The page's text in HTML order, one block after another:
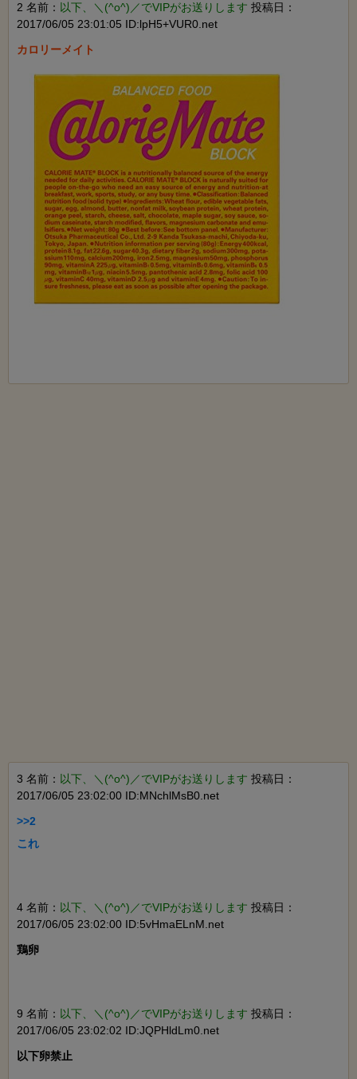
2 名前： 以下、＼(^o^)／でVIPがお送りします 投稿日：
2017/06/05 23:01:05 ID:lpH5+VUR0.net
3 名前： 以下、＼(^o^)／でVIPがお送りします 投稿日：
2017/06/05 23:02:00 ID:MNchlMsB0.net
>>2
これ
4 名前： 以下、＼(^o^)／でVIPがお送りします 投稿日：
2017/06/05 23:02:00 ID:5vHmaELnM.net
鶏卵
9 名前： 以下、＼(^o^)／でVIPがお送りします 投稿日：
2017/06/05 23:02:02 ID:JQPHldLm0.net
以下卵禁止